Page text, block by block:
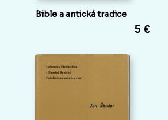
Bible a antická tradice
5 €